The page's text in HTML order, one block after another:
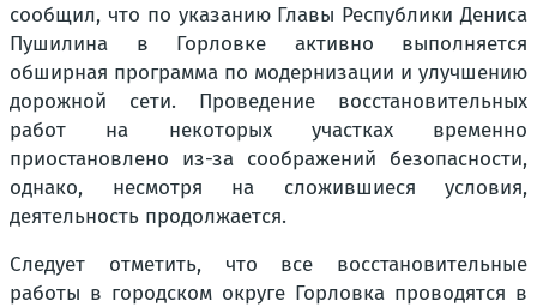
сообщил, что по указанию Главы Республики Дениса
Пушилина в Горловке активно выполняется
обширная программа по модернизации и улучшению
дорожной сети. Проведение восстановительных
работ на некоторых участках временно
приостановлено из-за соображений безопасности,
однако, несмотря на сложившиеся условия,
деятельность продолжается.
Следует отметить, что все восстановительные
работы в городском округе Горловка проводятся в